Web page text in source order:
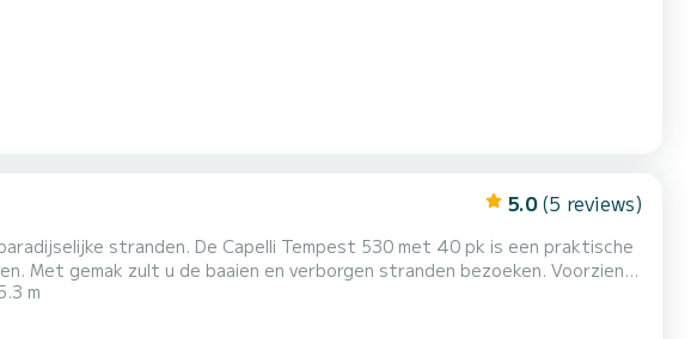
5.0 (5 reviews)
stranden. De Capelli Tempest 530 met 40 pk is een praktische
Met gemak zult u de baaien en verborgen stranden bezoeken. Voorzien
voor de tour
m